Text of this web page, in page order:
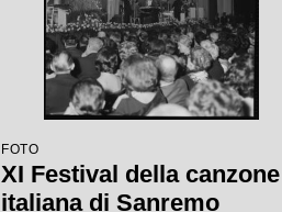
FOTO
XI Festival della canzone
italiana di Sanremo